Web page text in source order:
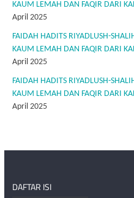
KAUM LEMAH DAN FAQIR DARI
April 2025
FAIDAH HADITS RIYADLUSH-
KAUM LEMAH DAN FAQIR DARI
April 2025
FAIDAH HADITS RIYADLUSH-
KAUM LEMAH DAN FAQIR DARI
April 2025
DAFTAR ISI